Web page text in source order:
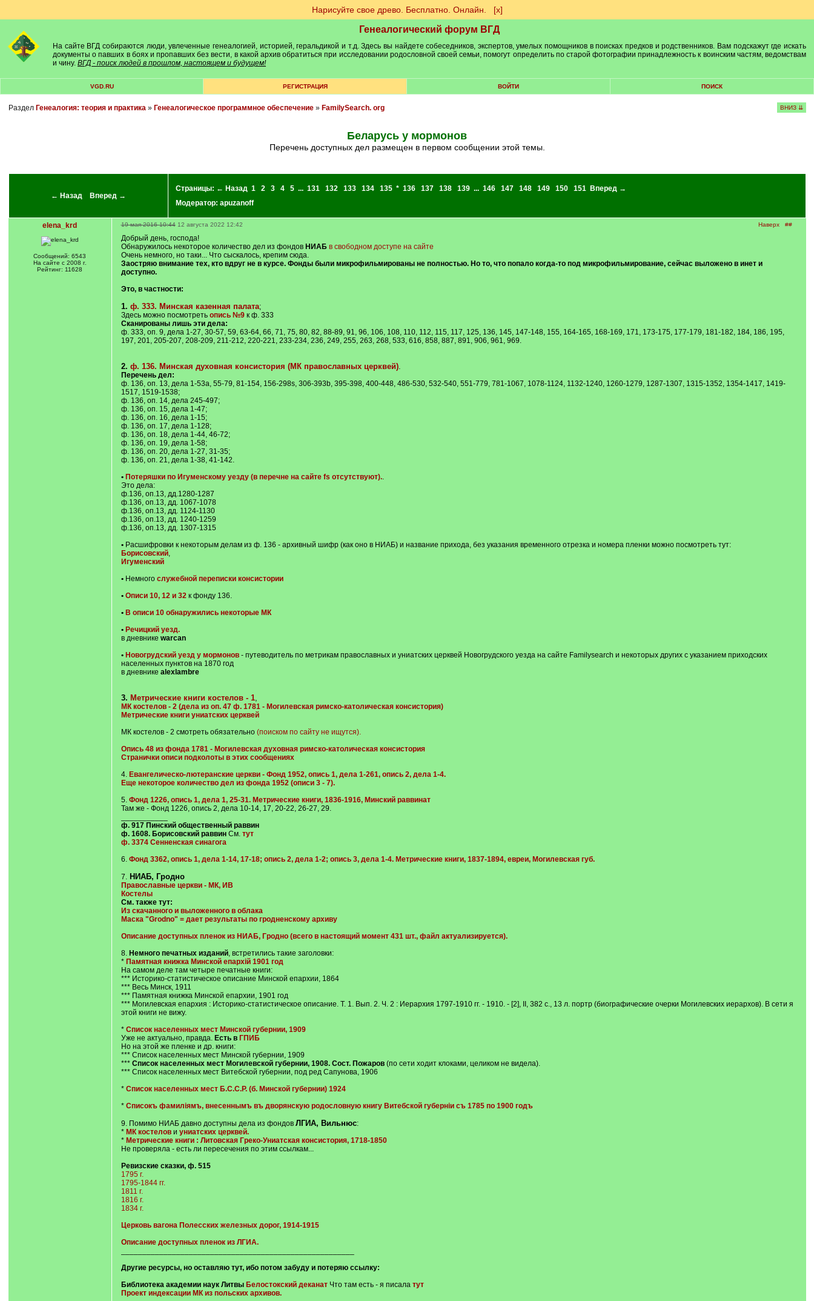
Нарисуйте свое древо. Бесплатно. Онлайн. [х]
Генеалогический форум ВГД
На сайте ВГД собираются люди, увлеченные генеалогией, историей, геральдикой и т.д. Здесь вы найдете собеседников, экспертов, умелых помощников в поисках предков и родственников. Вам подскажут где искать
документы о павших в боях и пропавших без вести, в какой архив обратиться при исследовании родословной своей семьи, помогут определить по старой фотографии принадлежность к воинским частям, ведомствам
и чину. ВГД - поиск людей в прошлом, настоящем и будущем!
VGD.RU РЕГИСТРАЦИЯ ВОЙТИ ПОИСК
Раздел Генеалогия: теория и практика» Генеалогическое программное обеспечение» FamilySearch. org ВНИЗ ⇊
Беларусь у мормонов
Перечень доступных дел размещен в первом сообщении этой темы.
← Назад Вперед →
Страницы: ← Назад 1 2 3 4 5 ... 131 132 133 134 135 * 136 137 138 139 ... 146 147 148 149 150 151
Вперед →
Модератор: apuzanoff
elena_krd
Сообщений: 6543
На сайте с 2008 г.
Рейтинг: 11628
Наверх ##
19 мая 2016 10:44 12 августа 2022 12:42
Добрый день, господа!
Обнаружилось некоторое количество дел из фондов НИАБ в свободном доступе на сайте
Очень немного, но таки... Что сыскалось, крепим сюда.
Заостряю внимание тех, кто вдруг не в курсе. Фонды были микрофильмированы не полностью. Но то, что попало когда-то под микрофильмирование, сейчас выложено в инет и
доступно.
Это, в частности:
1. ф. 333. Минская казенная палата;
Здесь можно посмотреть опись №9к ф. 333
Сканированы лишь эти дела:
ф. 333, оп. 9, дела 1-27, 30-57, 59, 63-64, 66, 71, 75, 80, 82, 88-89, 91, 96, 106, 108, 110, 112, 115, 117, 125, 136, 145, 147-148, 155, 164-165, 168-169, 171, 173-175, 177-179, 181-182, 184, 186, 195,
197, 201, 205-207, 208-209, 211-212, 220-221, 233-234, 236, 249, 255, 263, 268, 533, 616, 858, 887, 891, 906, 961, 969.
2. ф. 136. Минская духовная консистория (МК православных церквей).
Перечень дел:
ф. 136, оп. 13, дела 1-53a, 55-79, 81-154, 156-298s, 306-393b, 395-398, 400-448, 486-530, 532-540, 551-779, 781-1067, 1078-1124, 1132-1240, 1260-1279, 1287-1307, 1315-1352, 1354-1417, 1419-
1517, 1519-1538;
ф. 136, оп. 14, дела 245-497;
ф. 136, оп. 15, дела 1-47;
ф. 136, оп. 16, дела 1-15;
ф. 136, оп. 17, дела 1-128;
ф. 136, оп. 18, дела 1-44, 46-72;
ф. 136, оп. 19, дела 1-58;
ф. 136, оп. 20, дела 1-27, 31-35;
ф. 136, оп. 21, дела 1-38, 41-142.
• Потеряшки по Игуменскому уезду (в перечне на сайте fs отсутствуют)..
Это дела:
ф.136, оп.13, дд.1280-1287
ф.136, оп.13, дд. 1067-1078
ф.136, оп.13, дд. 1124-1130
ф.136, оп.13, дд. 1240-1259
ф.136, оп.13, дд. 1307-1315
• Расшифровки к некоторым делам из ф. 136 - архивный шифр (как оно в НИАБ) и название прихода, без указания временного отрезка и номера пленки можно посмотреть тут:
Борисовский,
Игуменский
• Немного служебной переписки консистории
• Описи 10, 12 и 32к фонду 136.
• В описи 10 обнаружились некоторые МК
• Речицкий уезд.
в дневнике warcan
• Новогрудский уезд у мормонов- путеводитель по метрикам православных и униатских церквей Новогрудского уезда на сайте Familysearch и некоторых других с указанием приходских
населенных пунктов на 1870 год
в дневнике alexlambre
3. Метрические книги костелов - 1,
МК костелов - 2 (дела из оп. 47 ф. 1781 - Могилевская римско-католическая консистория)
Метрические книги униатских церквей
МК костелов - 2 смотреть обязательно (поиском по сайту не ищутся).
Опись 48 из фонда 1781 - Могилевская духовная римско-католическая консистория
Странички описи подколоты в этих сообщениях
4. Евангелическо-лютеранские церкви - Фонд 1952, опись 1, дела 1-261, опись 2, дела 1-4.
Еще некоторое количество дел из фонда 1952 (описи 3 - 7).
5. Фонд 1226, опись 1, дела 1, 25-31. Метрические книги, 1836-1916, Минский раввинат
Там же - Фонд 1226, опись 2, дела 10-14, 17, 20-22, 26-27, 29.
ф. 917 Пинский общественный раввин
ф. 1608. Борисовский раввинСм. тут
ф. 3374 Сенненская синагога
6. Фонд 3362, опись 1, дела 1-14, 17-18; опись 2, дела 1-2; опись 3, дела 1-4. Метрические книги, 1837-1894, евреи, Могилевская губ.
7. НИАБ, Гродно
Православные церкви - МК, ИВ
Костелы
См. также тут:
Из скачанного и выложенного в облака
Маска "Grodno" = дает результаты по гродненскому архиву
Описание доступных пленок из НИАБ, Гродно (всего в настоящий момент 431 шт., файл актуализируется).
8. Немного печатных изданий, встретились такие заголовки:
* Памятная книжка Минской епархій 1901 год
На самом деле там четыре печатные книги:
*** Историко-статистическое описание Минской епархии, 1864
*** Весь Минск, 1911
*** Памятная книжка Минской епархии, 1901 год
*** Могилевская епархия : Историко-статистическое описание. Т. 1. Вып. 2. Ч. 2 : Иерархия 1797-1910 гг. - 1910. - [2], II, 382 с., 13 л. портр (биографические очерки Могилевских иерархов). В сети я
этой книги не вижу.
* Список населенных мест Минской губернии, 1909
Уже не актуально, правда. Есть в ГПИБ
Но на этой же пленке и др. книги:
*** Список населенных мест Минской губернии, 1909
*** Список населенных мест Могилевской губернии, 1908. Сост. Пожаров(по сети ходит клоками, целиком не видела).
*** Список населенных мест Витебской губернии, под ред Сапунова, 1906
* Список населенных мест Б.С.С.Р. (б. Минской губернии) 1924
* Списокъ фамиліямъ, внесеннымъ въ дворянскую родословную книгу Витебской губерніи съ 1785 по 1900 годъ
9. Помимо НИАБ давно доступны дела из фондов ЛГИА, Вильнюс:
* МК костелови униатских церквей.
* Метрические книги : Литовская Греко-Униатская консистория, 1718-1850
Не проверяла - есть ли пересечения по этим ссылкам...
Ревизские сказки, ф. 515
1795 г.
1795-1844 гг.
1811 г.
1816 г.
1834 г.
Церковь вагона Полесских железных дорог, 1914-1915
Описание доступных пленок из ЛГИА.
Другие ресурсы, но оставляю тут, ибо потом забуду и потеряю ссылку:
Библиотека академии наук Литвы Белостокский деканатЧто там есть - я писала тут
Проект индексации МК из польских архивов.